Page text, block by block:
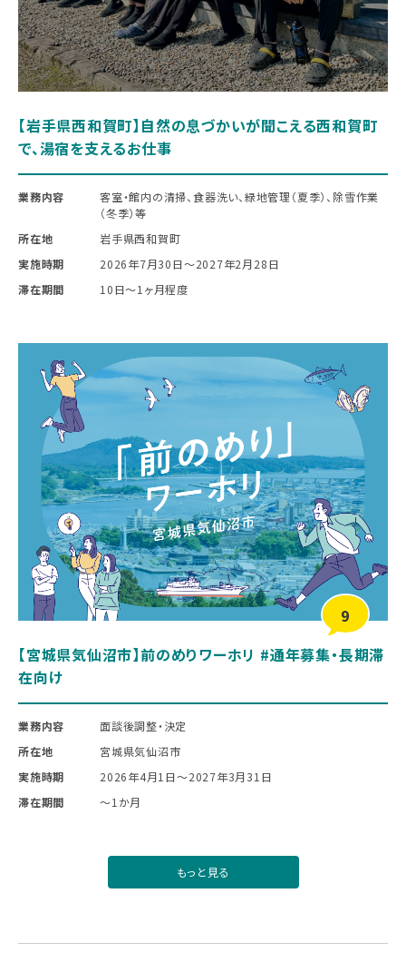
【岩手県西和賀町】自然の息づかいが聞こえる西和賀町
で、湯宿を支えるお仕事
業務内容
客室・館内の清掃、食器洗い、緑地管理（夏季）、除雪作業
（冬季）等
所在地
岩手県西和賀町
実施時期
2026年7月30日〜2027年2月28日
滞在期間
10日～1ヶ月程度
9
【宮城県気仙沼市】前のめりワーホリ #通年募集・長期滞
在向け
業務内容
面談後調整・決定
所在地
宮城県気仙沼市
実施時期
2026年4月1日〜2027年3月31日
滞在期間
～1か月
もっと見る